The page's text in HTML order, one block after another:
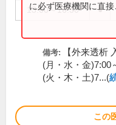
13:00～16:30 ●
に必ず医療機関に直接
備考:
【外来透析
(月・水・金)7:00
(火・木・土)7...(
この